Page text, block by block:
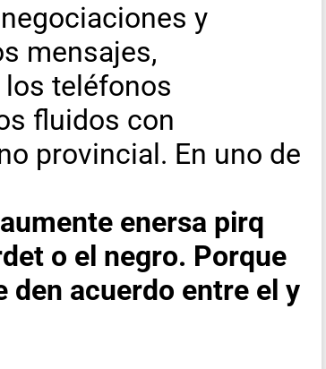
y
mensajes,
teléfonos
fluidos con
provincial. En uno de
enersa pirq
o el negro. Porque
den acuerdo entre el y